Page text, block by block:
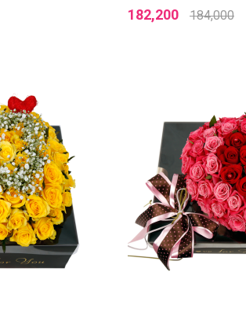
182,200
184,000